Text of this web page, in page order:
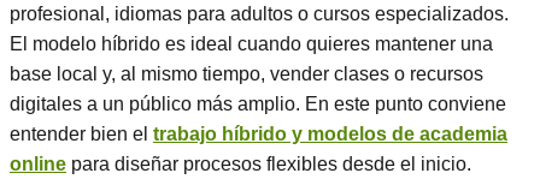
profesional, idiomas para adultos o cursos especializados.
El modelo híbrido es ideal cuando quieres mantener una
base local y, al mismo tiempo, vender clases o recursos
digitales a un público más amplio. En este punto conviene
entender bien el trabajo híbrido y modelos de academia
online para diseñar procesos flexibles desde el inicio.